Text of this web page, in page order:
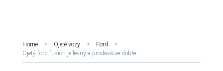
Home Ojeté vozy
Ford
Ojetý ford fusion je levný a prodává se dobře